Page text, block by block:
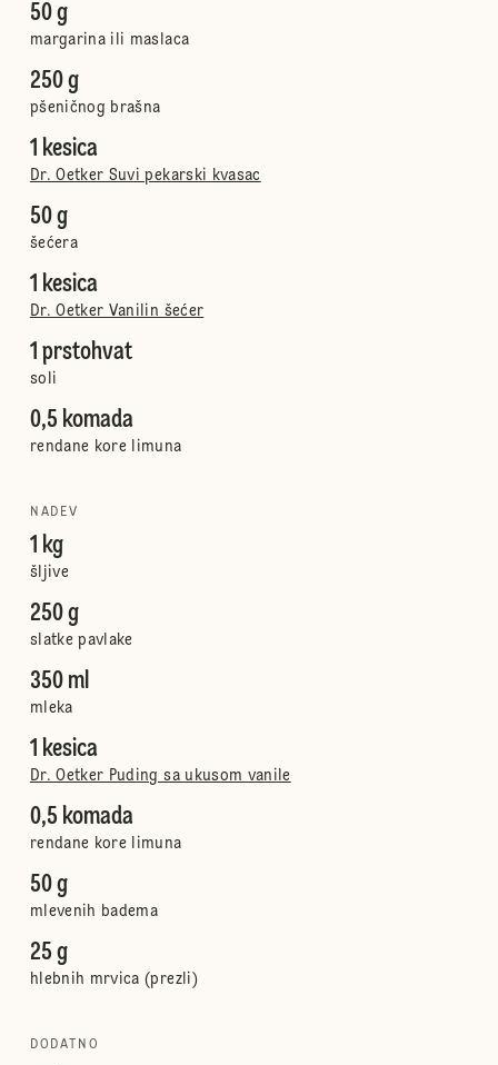
50 g
margarina ili maslaca
250 g
pšeničnog brašna
1 kesica
Dr. Oetker Suvi pekarski kvasac
50 g
šećera
1 kesica
Dr. Oetker Vanilin šećer
1 prstohvat
soli
0,5 komada
rendane kore limuna
NADEV
1 kg
šljive
250 g
slatke pavlake
350 ml
mleka
1 kesica
Dr. Oetker Puding sa ukusom vanile
0,5 komada
rendane kore limuna
50 g
mlevenih badema
25 g
hlebnih mrvica (prezli)
DODATNO